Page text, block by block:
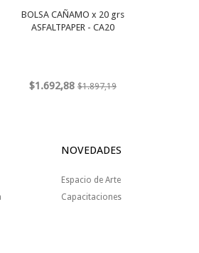
BOLSA CAÑAMO x 20 grs
ASFALTPAPER - CA20
$1.692,88 $1.897,19
NOVEDADES
Espacio de Arte
Capacitaciones